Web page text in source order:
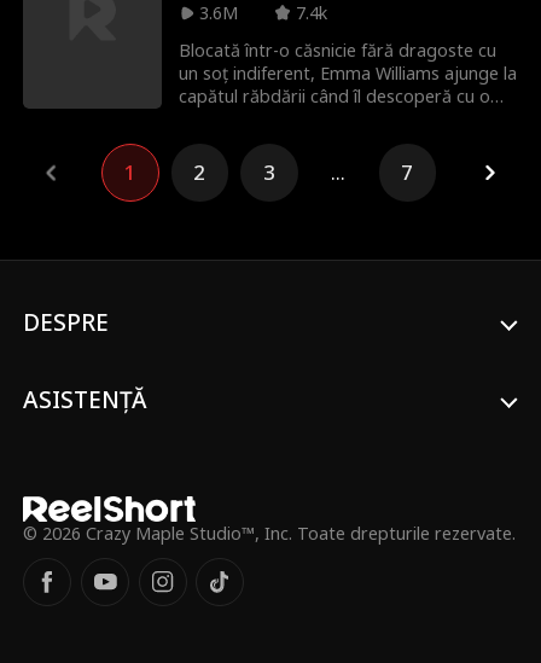
seducție în schimbul sabotării căsătoriei
lui aranjate?!
3.6M
7.4k
Blocată într-o căsnicie fără dragoste cu
un soț indiferent, Emma Williams ajunge la
capătul răbdării când îl descoperă cu o
face orice femeie cu respect de sine: cere
divorțul! Doar că soțul ei miliardar
atrăgător nu vrea să semneze actele...
1 2 3 ... 7
DESPRE
ASISTENȚĂ
© 2026 Crazy Maple Studio™, Inc. Toate drepturile rezervate.